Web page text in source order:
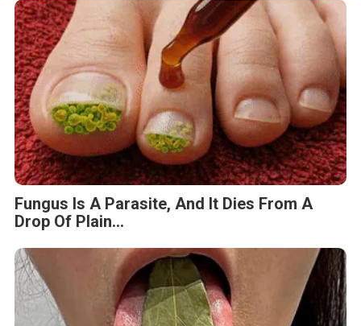
Fungus Is A Parasite, And It Dies From A
Drop Of Plain...